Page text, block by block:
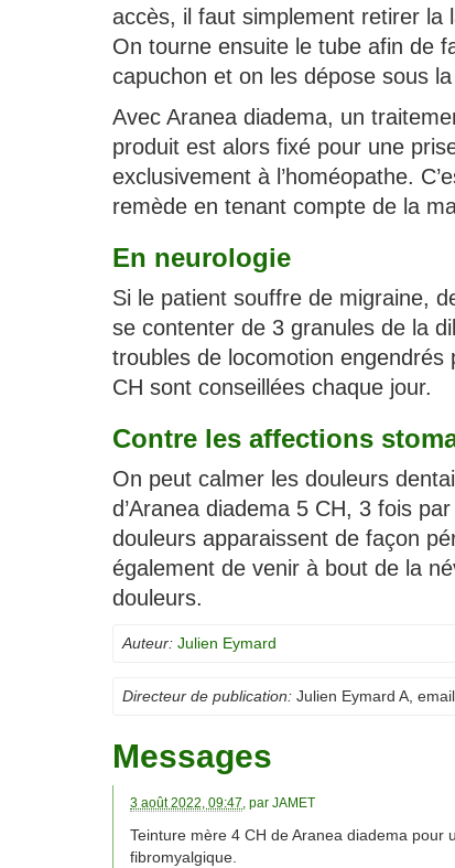
accès, il faut simplement retirer la
On tourne ensuite le tube afin de
capuchon et on les dépose sous
Avec Aranea diadema, un
produit est alors fixé pour une
exclusivement à l’homéopathe.
remède en tenant compte de la
En neurologie
Si le patient souffre de migraine,
se contenter de 3 granules de la
troubles de locomotion engendrés
CH sont conseillées chaque jour.
Contre les affections
On peut calmer les douleurs
d’Aranea diadema 5 CH, 3 fois
douleurs apparaissent de façon
également de venir à bout de la
douleurs.
Auteur: Julien Eymard
Directeur de publication: Julien Eymard A ,
Messages
3 août 2022, 09:47, par JAMET
Teinture mère 4 CH de Aranea diadema
fibromyalgique.